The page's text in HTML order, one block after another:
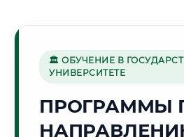
специальности"
Стоимость по программам обучения
Стоимость по программам обучения
🏛 ОБУЧЕНИЕ В
УНИВЕРСИТЕТЕ
ПРОГРАММЫ